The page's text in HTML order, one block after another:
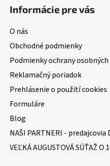
Informácie pre vás
O nás
Obchodné podmienky
Podmienky ochrany osobných
Reklamačný poriadok
Prehlásenie o použití cookies
Formuláre
Blog
NAŠI PARTNERI - predajcovia
VEĽKÁ AUGUSTOVÁ SÚŤAŽ O